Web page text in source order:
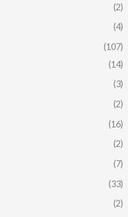
(2)
(4)
(107)
(14)
(3)
(2)
(16)
(2)
(7)
(33)
(2)